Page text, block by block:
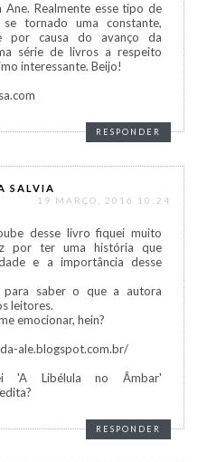
Ane. Realmente esse tipo de
tornado uma constante,
por causa do avanço da
série de livros a respeito
interessante. Beijo!
RESPONDER
SALVIA
19 MARÇO, 2016 10:24
desse livro fiquei muito
por ter uma história que
e a importância desse
para saber o que a autora
leitores.
emocionar, hein?
ale.blogspot.com.br/
'A Libélula no Âmbar'
RESPONDER